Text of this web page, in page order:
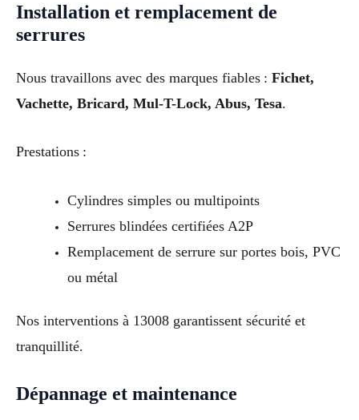
Installation et remplacement de
serrures
Nous travaillons avec des marques fiables : Fichet,
Vachette, Bricard, Mul-T-Lock, Abus, Tesa.
Prestations :
Cylindres simples ou multipoints
Serrures blindées certifiées A2P
Remplacement de serrure sur portes bois, PVC
ou métal
Nos interventions à 13008 garantissent sécurité et
tranquillité.
Dépannage et maintenance